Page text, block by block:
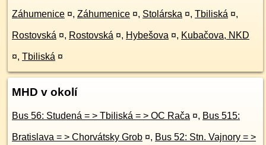
Záhumenice ¤, Záhumenice ¤, Stolárska ¤, Tbiliská ¤,
Rostovská ¤, Rostovská ¤, Hybešova ¤, Kubačova, NKD
¤, Tbiliská ¤
MHD v okolí
Bus 56: Studená = > Tbiliská = > OC Rača ¤, Bus 515:
Bratislava = > Chorvátsky Grob ¤, Bus 52: Stn. Vajnory = >